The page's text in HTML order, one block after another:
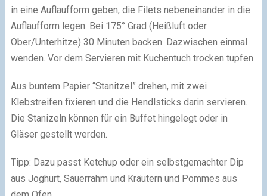
in eine Auflaufform geben, die Filets nebeneinander in die
Auflaufform legen. Bei 175° Grad (Heißluft oder
Ober/Unterhitze) 30 Minuten backen. Dazwischen einmal
wenden. Vor dem Servieren mit Kuchentuch trocken tupfen.
Aus buntem Papier “Stanitzel” drehen, mit zwei
Klebstreifen fixieren und die Hendlsticks darin servieren.
Die Stanizeln können für ein Buffet hingelegt oder in
Gläser gestellt werden.
Tipp: Dazu passt Ketchup oder ein selbstgemachter Dip
aus Joghurt, Sauerrahm und Kräutern und Pommes aus